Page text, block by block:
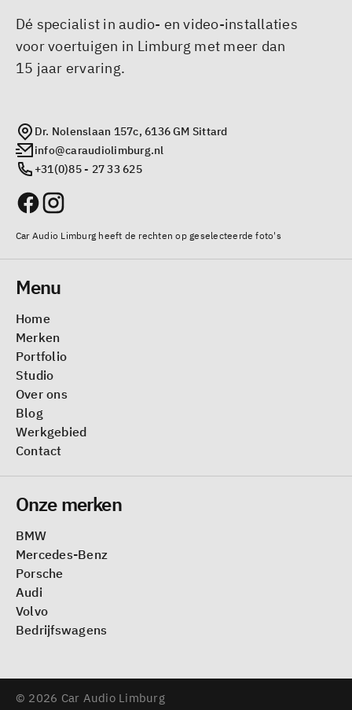
Dé specialist in audio- en video-installaties
voor voertuigen in Limburg met meer dan
15 jaar ervaring.
Dr. Nolenslaan 157c, 6136 GM Sittard
info@caraudiolimburg.nl
+31(0)85 - 27 33 625
Car Audio Limburg heeft de rechten op geselecteerde foto's
Menu
Home
Merken
Portfolio
Studio
Over ons
Blog
Werkgebied
Contact
Onze merken
BMW
Mercedes-Benz
Porsche
Audi
Volvo
Bedrijfswagens
© 2026 Car Audio Limburg